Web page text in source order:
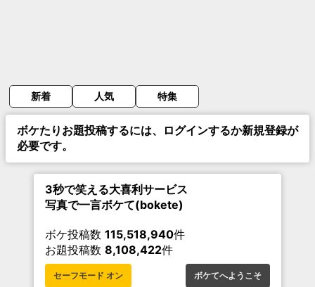
新着 人気 特集
ボケたりお題投稿するには、ログインするか新規登録が
必要です。
3秒で笑える大喜利サービス
写真で一言ボケて(bokete)
ボケ投稿数 115,518,940件
お題投稿数 8,108,422件
セーフモード オン ボケてへようこそ